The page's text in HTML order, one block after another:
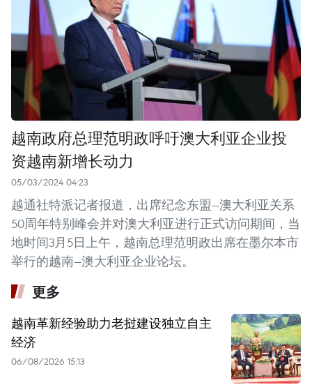
越南政府总理范明政呼吁澳大利亚企业投
资越南新增长动力
05/03/2024 04:23
越通社特派记者报道，出席纪念东盟—澳大利亚关系
50周年特别峰会并对澳大利亚进行正式访问期间，当
地时间3月5日上午，越南总理范明政出席在墨尔本市
举行的越南—澳大利亚企业论坛。
更多
越南革新经验助力老挝建设独立自主
经济
06/08/2026 15:13